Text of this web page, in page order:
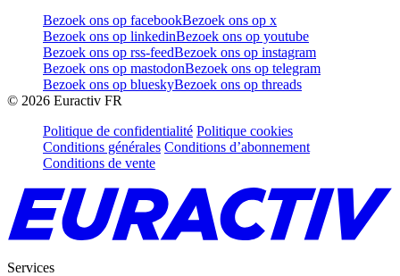
Bezoek ons op facebookBezoek ons op x
Bezoek ons op linkedinBezoek ons op youtube
Bezoek ons op rss-feedBezoek ons op instagram
Bezoek ons op mastodonBezoek ons op telegram
Bezoek ons op blueskyBezoek ons op threads
© 2026 Euractiv FR
Politique de confidentialité Politique cookies
Conditions générales Conditions d’abonnement
Conditions de vente
Services